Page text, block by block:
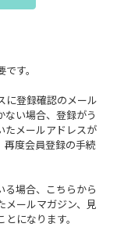
す。
に登録確認のメール
ない場合、登録がう
たメールアドレスが
再度会員登録の手続
る場合、こちらから
メールマガジン、見
になります。